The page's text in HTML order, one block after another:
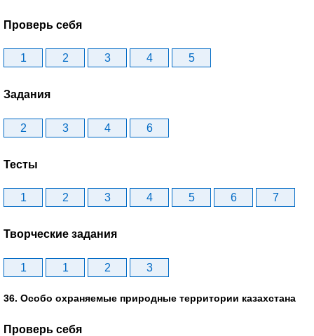
Проверь себя
1 2 3 4 5
Задания
2 3 4 6
Тесты
1 2 3 4 5 6 7
Творческие задания
1 1 2 3
36. Особо охраняемые природные территории казахстана
Проверь себя